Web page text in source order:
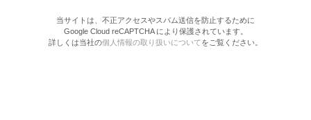
当サイトは、不正アクセスやスパム送信を防止するために
Google Cloud reCAPTCHA により保護されています。
詳しくは当社の個人情報の取り扱いについてをご覧ください。